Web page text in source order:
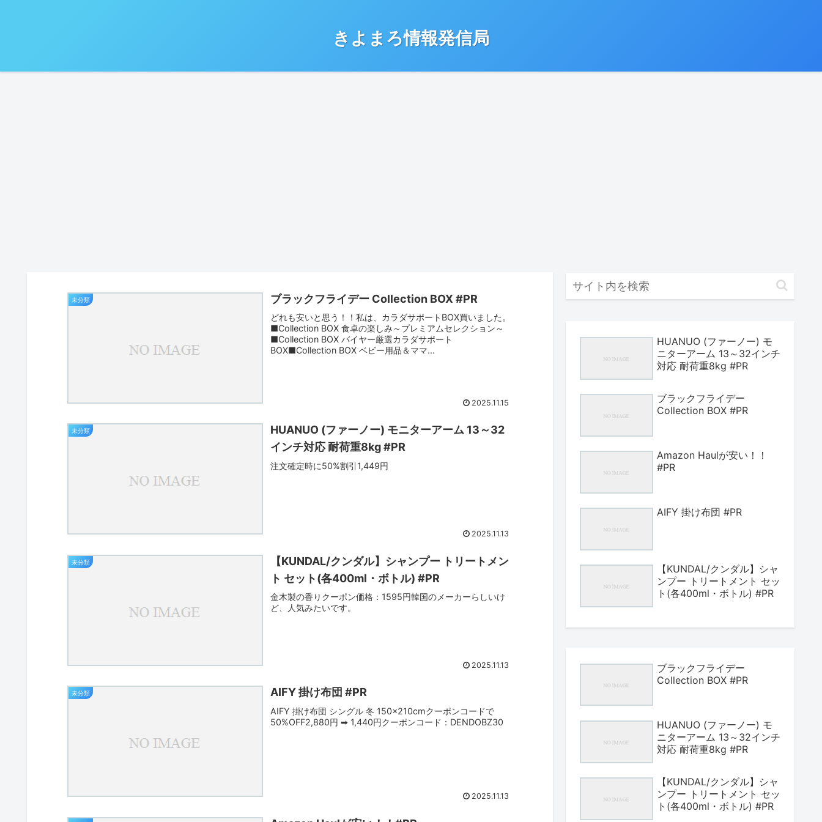
きよまろ情報発信局
未分類 ブラックフライデー Collection BOX #PR
どれも安いと思う！！私は、カラダサポートBOX買いました。
■Collection BOX 食卓の楽しみ～プレミアムセレクション～
■Collection BOX バイヤー厳選カラダサポート
BOX■Collection BOX ベビー用品＆ママ...
2025.11.15
未分類
HUANUO (ファーノー) モニターアーム 13～32
インチ対応 耐荷重8kg #PR
注文確定時に50%割引1,449円
2025.11.13
未分類
【KUNDAL/クンダル】シャンプー トリートメン
ト セット(各400ml・ボトル) #PR
金木製の香りクーポン価格：1595円韓国のメーカーらしいけ
ど、人気みたいです。
2025.11.13
未分類 AIFY 掛け布団 #PR
AIFY 掛け布団 シングル 冬 150×210cmクーポンコードで
50%OFF2,880円 ➡︎ 1,440円クーポンコード：DENDOBZ30
2025.11.13
HUANUO (ファーノー) モ
ニターアーム 13～32インチ
対応 耐荷重8kg #PR
ブラックフライデー
Collection BOX #PR
Amazon Haulが安い！！
#PR
AIFY 掛け布団 #PR
【KUNDAL/クンダル】シャ
ンプー トリートメント セッ
ト(各400ml・ボトル) #PR
ブラックフライデー
Collection BOX #PR
HUANUO (ファーノー) モ
ニターアーム 13～32インチ
対応 耐荷重8kg #PR
【KUNDAL/クンダル】シャ
ンプー トリートメント セッ
ト(各400ml・ボトル) #PR